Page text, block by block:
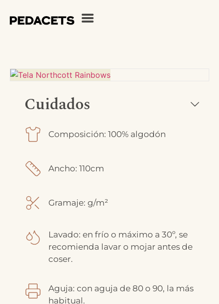
Cuidados
Composición: 100% algodón
Ancho: 110cm
Gramaje: g/m²
Lavado: en frío o máximo a 30º, se
recomienda lavar o mojar antes de
coser.
Aguja: con aguja de 80 o 90, la más
habitual.